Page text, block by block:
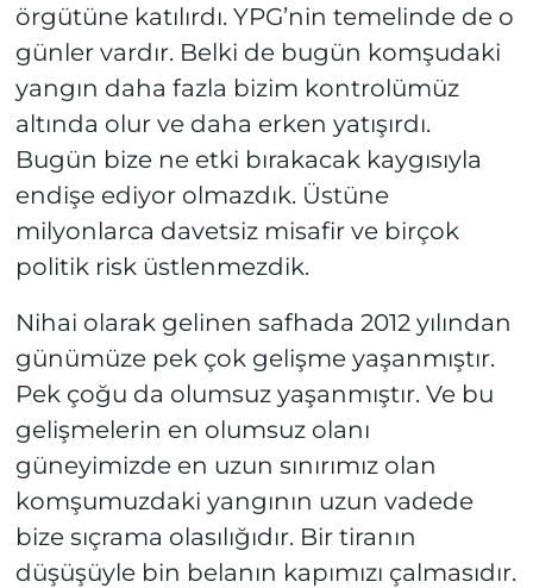
örgütüne katılırdı. YPG’nin temelinde de o
günler vardır. Belki de bugün komşudaki
yangın daha fazla bizim kontrolümüz
altında olur ve daha erken yatışırdı.
Bugün bize ne etki bırakacak kaygısıyla
endişe ediyor olmazdık. Üstüne
milyonlarca davetsiz misafir ve birçok
politik risk üstlenmezdik.
Nihai olarak gelinen safhada 2012 yılından
günümüze pek çok gelişme yaşanmıştır.
Pek çoğu da olumsuz yaşanmıştır. Ve bu
gelişmelerin en olumsuz olanı
güneyimizde en uzun sınırımız olan
komşumuzdaki yangının uzun vadede
bize sıçrama olasılığıdır. Bir tiranın
düşüşüyle bin belanın kapımızı çalmasıdır.